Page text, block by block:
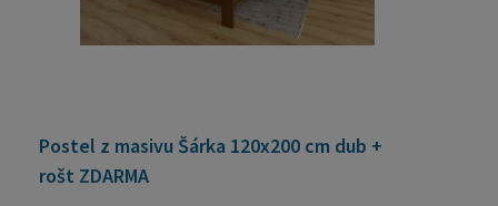
Postel z masivu Šárka 120x200 cm dub +
rošt ZDARMA